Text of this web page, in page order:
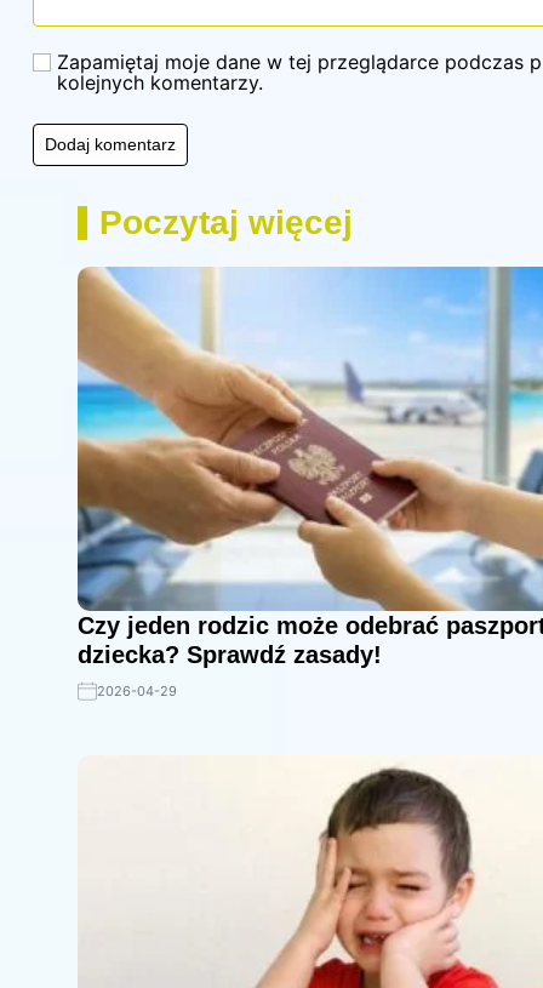
Zapamiętaj moje dane w tej przeglądarce podczas
kolejnych komentarzy.
Poczytaj więcej
Czy jeden rodzic może odebrać
dziecka? Sprawdź zasady!
2026-04-29